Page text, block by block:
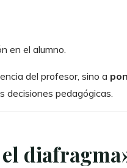
en el alumno.
del profesor, sino a
decisiones pedagógicas.